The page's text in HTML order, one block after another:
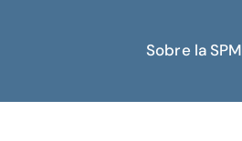
Sobre la SPM